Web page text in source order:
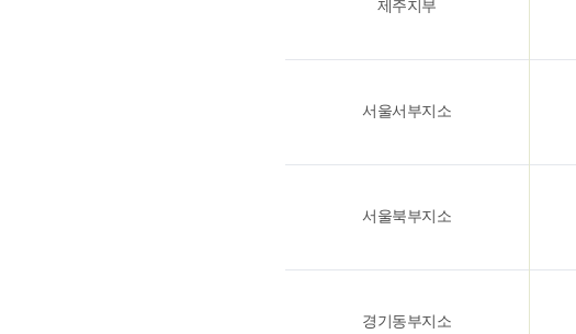
제주지부
서울서부지소
서울북부지소
경기동부지소